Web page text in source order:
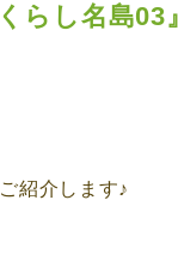
らし名島03
紹介します♪